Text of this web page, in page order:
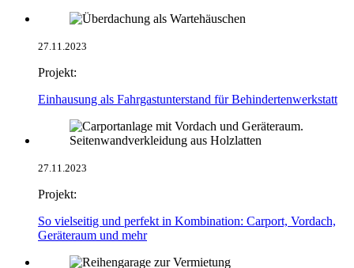
27.11.2023
Projekt:
Einhausung als Fahrgastunterstand für Behindertenwerkstatt
27.11.2023
Projekt:
So vielseitig und perfekt in Kombination: Carport, Vordach,
Geräteraum und mehr